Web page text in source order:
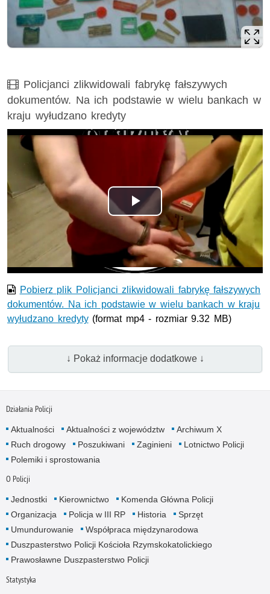
Film
Policjanci zlikwidowali fabrykę fałszywych
dokumentów. Na ich podstawie w wielu bankach w
kraju wyłudzano kredyty
Odtwórz
wideo
Pobierz plik Policjanci zlikwidowali fabrykę fałszywych
dokumentów. Na ich podstawie w wielu bankach w kraju
wyłudzano kredyty(format mp4 - rozmiar 9.32 MB)
↓ Pokaż informacje dodatkowe ↓
Działania Policji
Aktualności Aktualności z województw
Archiwum X
Ruch drogowy
Poszukiwani Zaginieni
Lotnictwo Policji
Polemiki i sprostowania
O Policji
Jednostki Kierownictwo
Komenda Główna Policji
Organizacja
Policja w III RP Historia
Sprzęt
Umundurowanie
Współpraca międzynarodowa
Duszpasterstwo Policji Kościoła Rzymskokatolickiego
Prawosławne Duszpasterstwo Policji
Statystyka